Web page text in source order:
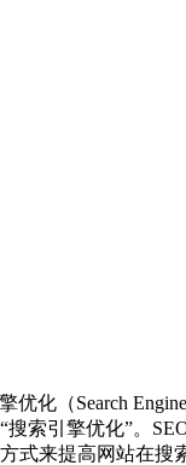
优化（Search
搜索引擎优化”。
式来提高网站在搜